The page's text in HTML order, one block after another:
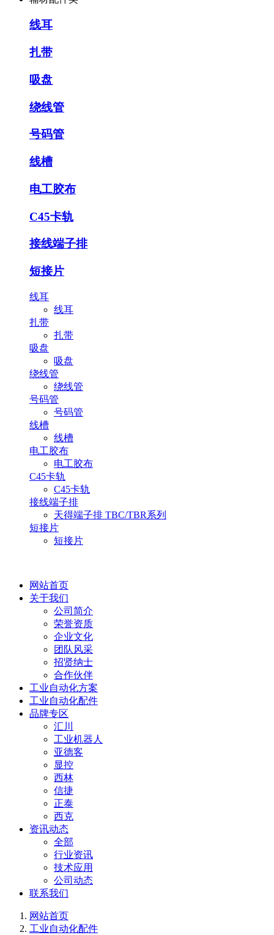
线耳
扎带
吸盘
绕线管
号码管
线槽
电工胶布
C45卡轨
接线端子排
短接片
线耳
线耳
扎带
扎带
吸盘
吸盘
绕线管
绕线管
号码管
号码管
线槽
线槽
电工胶布
电工胶布
C45卡轨
C45卡轨
接线端子排
天得端子排 TBC/TBR系列
短接片
短接片
网站首页
关于我们
公司简介
荣誉资质
企业文化
团队风采
招贤纳士
合作伙伴
工业自动化方案
工业自动化配件
品牌专区
汇川
工业机器人
亚德客
显控
西林
信捷
正泰
西克
资讯动态
全部
行业资讯
技术应用
公司动态
联系我们
网站首页
工业自动化配件